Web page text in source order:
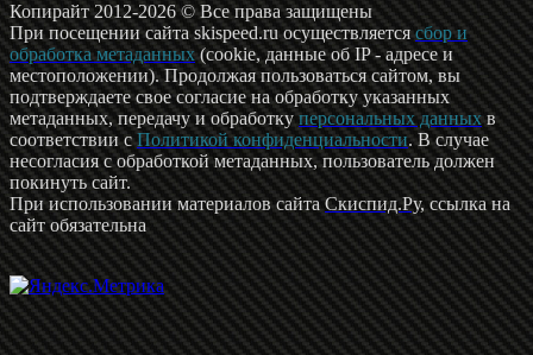
Копирайт 2012-2026 © Все права защищены
При посещении сайта skispeed.ru осуществляетсясбор и
обработка метаданных(cookie, данные об IP - адресе и
местоположении). Продолжая пользоваться сайтом, вы
подтверждаете свое согласие на обработку указанных
метаданных, передачу и обработкуперсональных данныхв
соответствии сПолитикой конфиденциальности. В случае
несогласия с обработкой метаданных, пользователь должен
покинуть сайт.
При использовании материалов сайтаСкиспид.Ру, ссылка на
сайт обязательна